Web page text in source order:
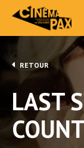
RETOUR
LAST